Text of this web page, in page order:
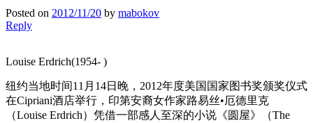
Posted on 2012/11/20 by mabokov
Reply
Louise Erdrich(1954- )
纽约当地时间11月14日晚，2012年度美国国家图书奖颁奖仪式
在Cipriani酒店举行，印第安裔女作家路易丝•厄德里克
（Louise Erdrich）凭借一部感人至深的小说《圆屋》（The